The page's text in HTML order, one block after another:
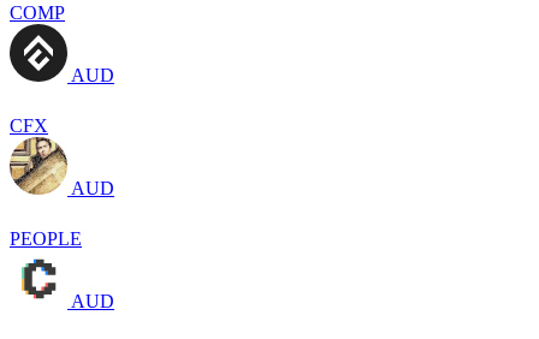
COMP
AUD
CFX
AUD
PEOPLE
AUD